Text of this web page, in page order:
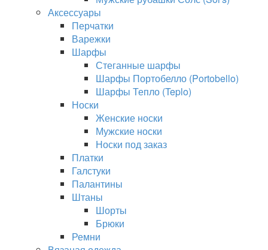
Аксессуары
Перчатки
Варежки
Шарфы
Стеганные шарфы
Шарфы Портобелло (Portobello)
Шарфы Тепло (Teplo)
Носки
Женские носки
Мужские носки
Носки под заказ
Платки
Галстуки
Палантины
Штаны
Шорты
Брюки
Ремни